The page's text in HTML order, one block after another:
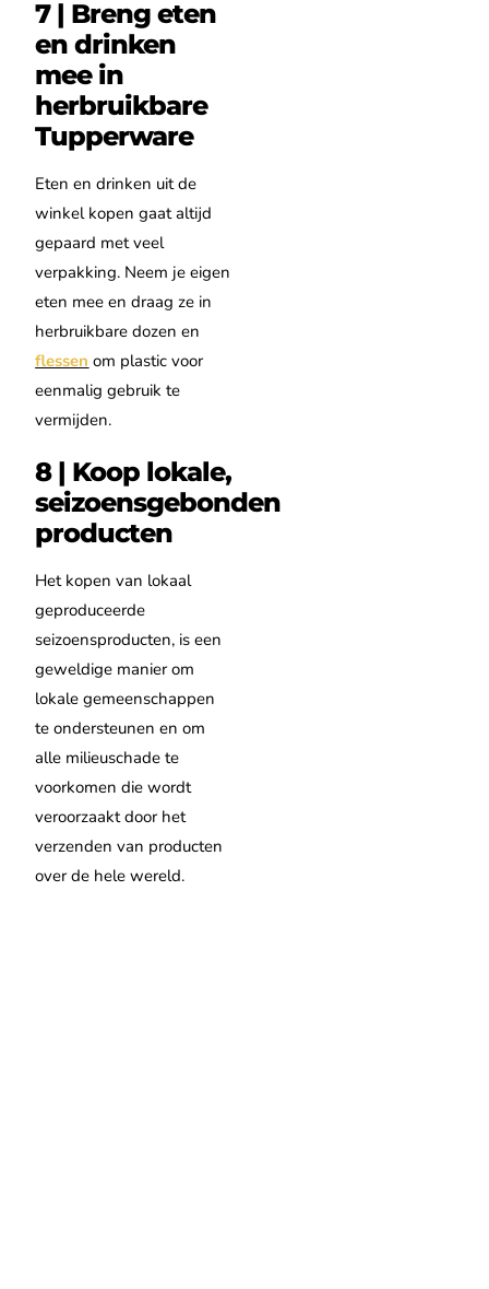
7 | Breng eten
en drinken
mee in
herbruikbare
Tupperware
Eten en drinken uit de
winkel kopen gaat altijd
gepaard met veel
verpakking. Neem je eigen
eten mee en draag ze in
herbruikbare dozen en
flessen om plastic voor
eenmalig gebruik te
vermijden.
8 | Koop lokale,
seizoensgebonden
producten
Het kopen van lokaal
geproduceerde
seizoensproducten, is een
geweldige manier om
lokale gemeenschappen
te ondersteunen en om
alle milieuschade te
voorkomen die wordt
veroorzaakt door het
verzenden van producten
over de hele wereld.